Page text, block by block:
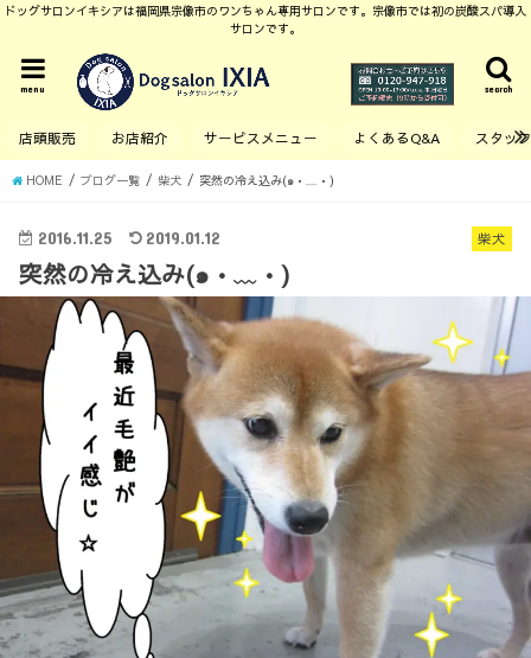
ドッグサロンイキシアは福岡県宗像市のワンちゃん専用サロンです。宗像市では初の炭酸スパ導入
サロンです。
search
menu
店頭販売 お店紹介 サービスメニュー よくあるQ&A スタッ
HOME ブログ一覧 柴犬 突然の冷え込み(๑•﹏•)
柴犬
2016.11.25 2019.01.12
突然の冷え込み(๑•﹏•)